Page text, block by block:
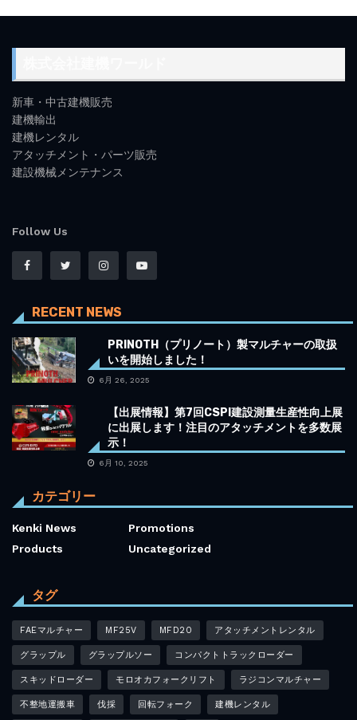
新車・中古建機販売
建機輸出
建機レンタル
アタッチメント・パーツ販売
建設機械メンテナンス
Follow Us
RECENT NEWS
PRINOTH（プリノート）製マルチャーの取扱
いを開始しました！
6月 26, 2025
【出展情報】第7回CSPI建設測量生産性向上展
に出展します！注目のアタッチメントを多数展
示！
6月 10, 2025
カテゴリー
Kenki News
Products
Promotions
Uncategorized
タグ
FAEマルチャー MF25V MFD20 アタッチメントレンタル
グラップル グラップルソー コンパクトトラックローダー
スキッドローダー モロオカフォークリフト ラジコンマルチャー
不整地運搬車 伐採 回転フォーク 建機レンタル